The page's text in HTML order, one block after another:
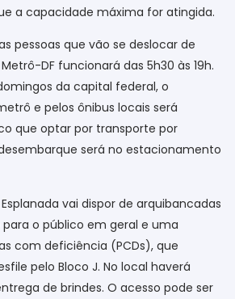
a capacidade máxima for atingida.
pessoas que vão se deslocar de
DF funcionará das 5h30 às 19h.
da capital federal, o
e pelos ônibus locais será
que optar por transporte por
será no estacionamento
vai dispor de arquibancadas
o público em geral e uma
com deficiência (PCDs), que
pelo Bloco J. No local haverá
de brindes. O acesso pode ser